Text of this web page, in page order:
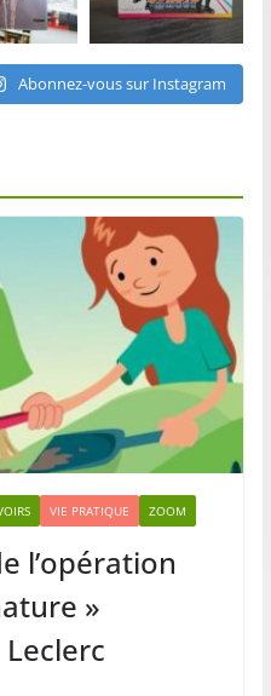
Abonnez-vous sur Instagram
VIE PRATIQUE ZOOM
l’opération
»